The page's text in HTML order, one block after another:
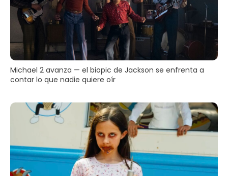
Michael 2 avanza — el biopic de Jackson se enfrenta a
contar lo que nadie quiere oír